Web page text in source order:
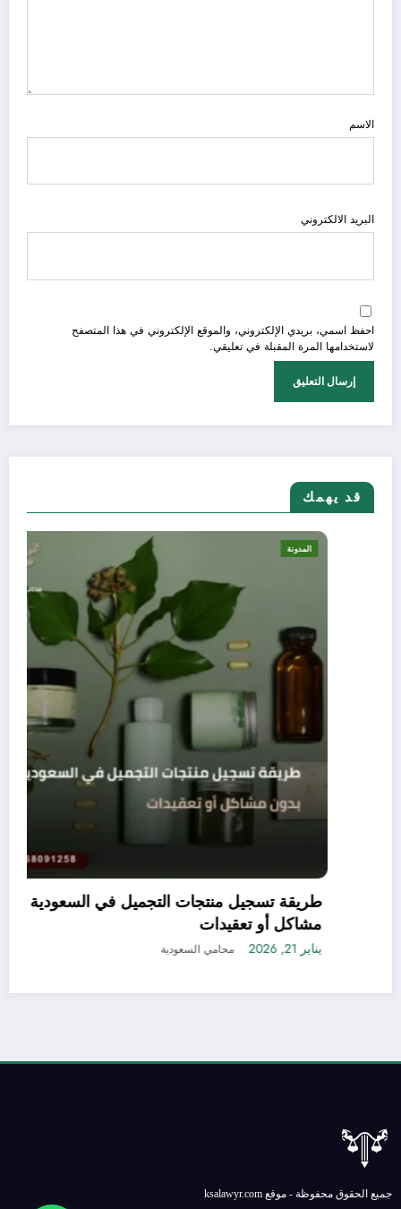
الاسم
البريد الالكتروني
احفظ اسمي، بريدي الإلكتروني، والموقع الإلكتروني في هذا المتصفح
لاستخدامها المرة المقبلة في تعليقي.
قد يهمك
الفرق بين الاستقالة وعدم تجديد العقد في النظام
السعودي – دليلك الشامل لحقوق الموظف
وأصحاب العملمحامي السعودية
جميع الحقوق محفوظة - موقع ksalawyr.com